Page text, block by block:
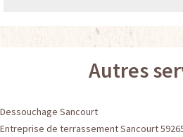
Autres
Dessouchage Sancourt
Entreprise de terrassement Sancourt